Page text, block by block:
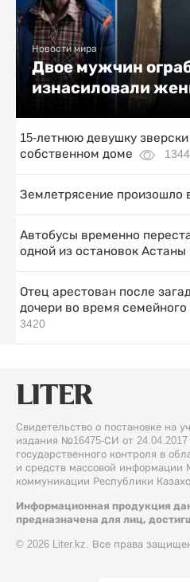
Новости мира
Двое мужчин
изнасиловали
15-летнюю девушку
собственном доме
Землетрясение произошло
Автобусы временно
одной из остановок Астаны
Отец арестован после
дочери во время
3420
Свидетельство о постановке на
издания №16475-СИ от
государственного контроля в
и средств массовой информации
коммуникации Республики
Информационная продукция
предназначена для лиц,
© 2026 Liter.kz. Все права